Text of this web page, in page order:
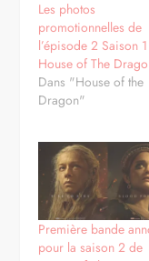
Les photos
promotionnelles de
l’épisode 2 Saison
House of The
Dans "House of the
Dragon"
Première bande
pour la saison 2 de